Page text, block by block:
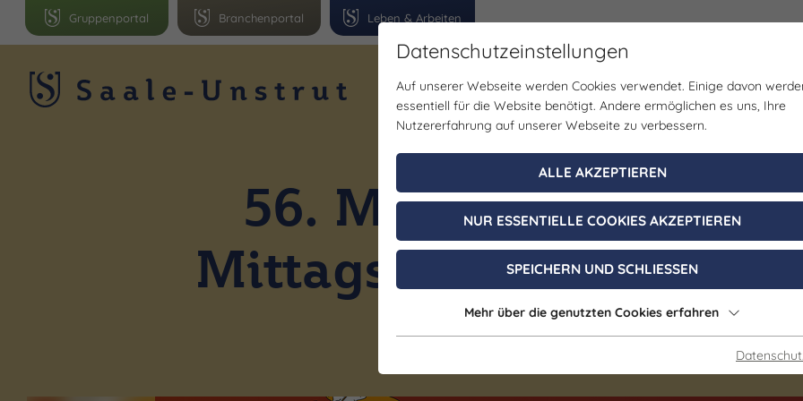
Leben & Arbeiten
Branchenportal
Gruppenportal
Region Erlebnisse Veranstaltungen Planen
Kirche | Kunst & Kultur | Musik
56. Merseburger
Mittagskonzert – László
16. September 2026, 12:00 - 13:00 Uhr
Datenschutzeinstellungen
Auf unserer Webseite werden Cookies verwendet. Einige davon
essentiell für die Website benötigt. Andere ermöglichen es uns, Ihre
Nutzererfahrung auf unserer Webseite zu verbessern.
ALLE AKZEPTIEREN
NUR ESSENTIELLE COOKIES AKZEPTIEREN
SPEICHERN UND SCHLIESSEN
Mehr über die genutzten Cookies erfahren